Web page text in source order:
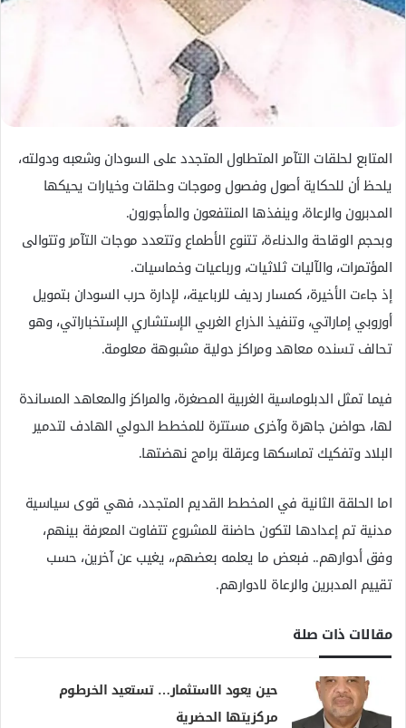
المتابع لحلقات التآمر المتطاول المتجدد على السودان وشعبه ودولته،
يلحظ أن للحكاية أصول وفصول وموجات وحلقات وخيارات يحيكها
المدبرون والرعاة، وينفذها المنتفعون والمأجورون.
وبحجم الوقاحة والدناءة، تتنوع الأطماع وتتعدد موجات التآمر وتتوالى
المؤتمرات، والآليات ثلاثيات، ورباعيات وخماسيات.
إذ جاءت الأخيرة، كمسار رديف للرباعية،، لإدارة حرب السودان بتمويل
أوروبي إماراتي، وتنفيذ الذراع الغربي الإستشاري الإستخباراتي، وهو
تحالف تسنده معاهد ومراكز دولية مشبوهة معلومة.
فيما تمثل الدبلوماسية الغربية المصغرة، والمراكز والمعاهد المساندة
لها، حواضن جاهرة وآخرى مستترة للمخطط الدولي الهادف لتدمير
البلاد وتفكيك تماسكها وعرقلة برامج نهضتها.
اما الحلقة الثانية في المخطط القديم المتجدد، فهي قوى سياسية
مدنية تم إعدادها لتكون حاضنة للمشروع تتفاوت المعرفة بينهم،
وفق أدوارهم.. فبعض ما يعلمه بعضهم،، يغيب عن آخرين، حسب
تقييم المدبرين والرعاة لادوارهم.
مقالات ذات صلة
حين يعود الاستثمار… تستعيد الخرطوم
مركزيتها الحضرية